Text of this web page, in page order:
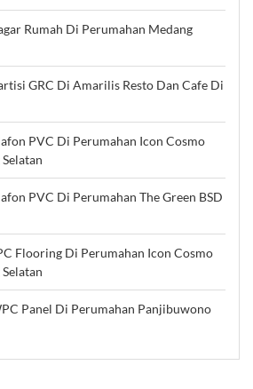
Rumah Di Perumahan Medang
GRC Di Amarilis Resto Dan Cafe Di
PVC Di Perumahan Icon Cosmo
PVC Di Perumahan The Green BSD
Flooring Di Perumahan Icon Cosmo
Panel Di Perumahan Panjibuwono